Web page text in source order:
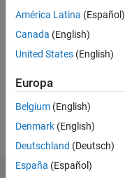
Followers:
Follow
América Latina (Español)
Canada (English)
United States (English)
Europa
Belgium (English)
Denmark (English)
Deutschland (Deutsch)
España (Español)